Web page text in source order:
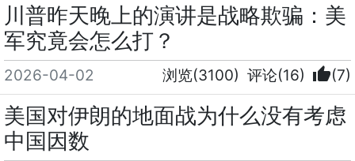
川普昨天晚上的演讲是战略欺骗：美
军究竟会怎么打？
2026-04-02 浏览(3100) 评论(16) thumb_up(7)
美国对伊朗的地面战为什么没有考虑
中国因数